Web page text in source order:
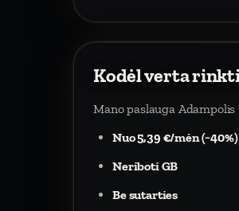
Kodėl verta
Mano paslauga
Nuo 5,39 €/mėn (−40%)
Neriboti GB
Be sutarties